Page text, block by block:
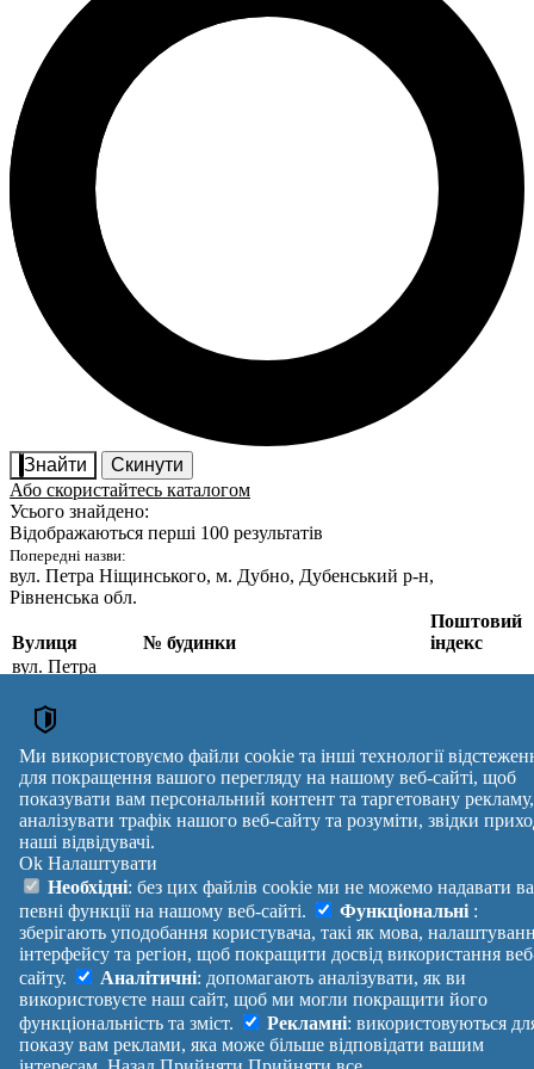
Знайти
Скинути
Або скористайтесь каталогом
Усього знайдено:
Відображаються перші 100 результатів
Попередні назви:
вул. Петра Ніщинського, м. Дубно, Дубенський р-н,
Рівненська обл.
Поштові індекси України. Оновлено : 07-08-2026.
Вулиця № будинки
Поштовий
індекс
вул. Петра
м. Дубно,
Дубенський р-
н, Рівненська
обл.
31
Вулиця № будинків
Індекс
reklama
Правила
Допомога
Платні
послуги
Політика
конфіденційності
Маніфест
Про проект
Зворотній
зв'язок
Україна
Увійти|
Вихід
Ми використовуємо файли cookie та інші технології
для покращення вашого перегляду на нашому веб-сайті, щоб
показувати вам персональний контент та таргетовану рекламу,
аналізувати трафік нашого веб-сайту та розуміти, звідки
наші відвідувачі.
Ok Налаштувати
Необхідні: без цих файлів cookie ми не можемо надавати
певні функції на нашому веб-сайті.
Функціональні :
зберігають уподобання користувача, такі як мова,
інтерфейсу та регіон, щоб покращити досвід використання
сайту.
Аналітичні: допомагають аналізувати, як ви
використовуєте наш сайт, щоб ми могли покращити його
функціональність та зміст.
Рекламні: використовуються
показу вам реклами, яка може більше відповідати вашим